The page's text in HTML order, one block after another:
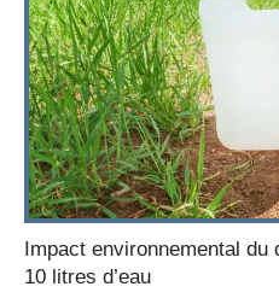
Impact environnemental
10 litres d’eau